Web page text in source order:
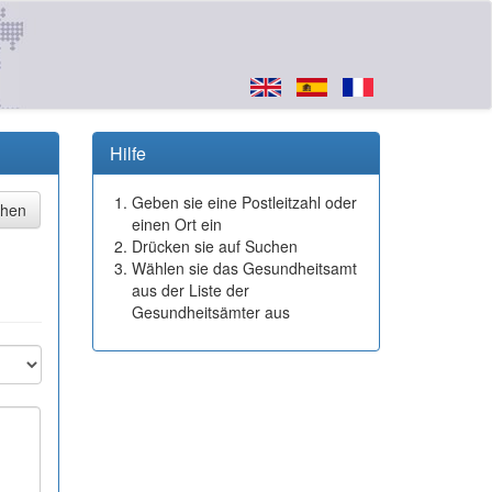
Hilfe
Geben sie eine Postleitzahl oder
einen Ort ein
Drücken sie auf Suchen
Wählen sie das Gesundheitsamt
aus der Liste der
Gesundheitsämter aus